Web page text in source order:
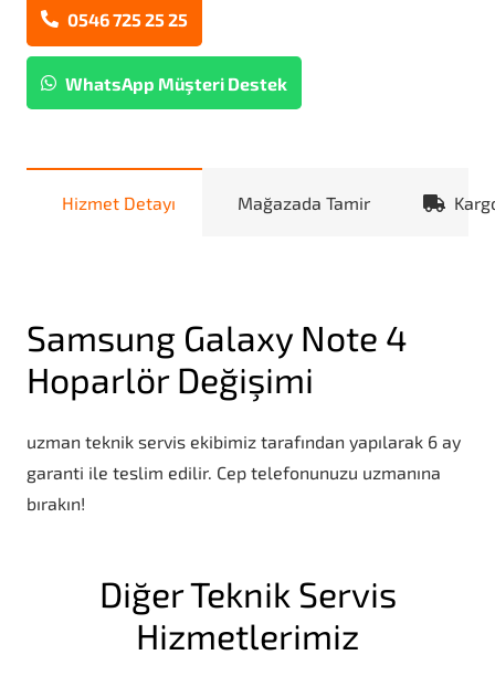
0546 725 25 25
WhatsApp Müşteri Destek
Hizmet Detayı Mağazada Tamir
Samsung Galaxy Note 4
Hoparlör Değişimi
uzman teknik servis ekibimiz tarafından yapılarak 6 ay
garanti ile teslim edilir. Cep telefonunuzu uzmanına
bırakın!
Diğer Teknik Servis
Hizmetlerimiz